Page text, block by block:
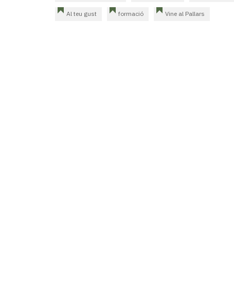
Al teu gust formació Vine al Pallars